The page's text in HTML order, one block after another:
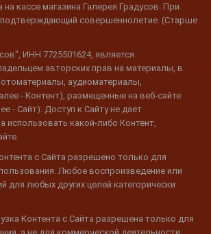
на кассе магазина Галерея Градусов. При
подтверждающий совершеннолетие. (Старше
ИНН 7725501624, является
авторских прав на материалы, в
аудиоматериалы,
- Контент), размещенные на веб-сайте
- Сайт). Доступ к Сайту не дает
использовать какой-либо Контент,
с Сайта разрешено только для
Любое воспроизведение или
для любых других целей категорически
Контента с Сайта разрешена только для